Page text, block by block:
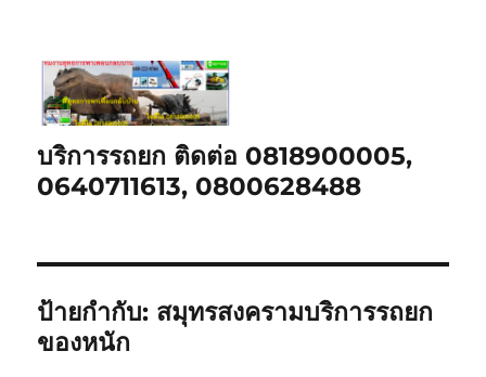
บริการรถยก ติดต่อ 0818900005,
0640711613, 0800628488
ป้ายกำกับ: สมุทรสงครามบริการรถยก
ของหนัก